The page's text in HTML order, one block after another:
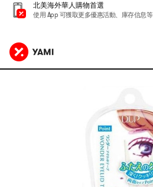
北美海外華人購物首選
使用 App 可獲取更多優惠活動、庫存信息等